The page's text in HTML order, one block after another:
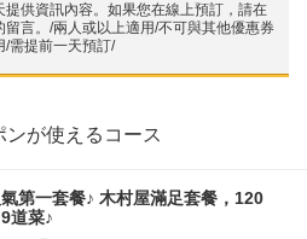
提供資訊內容。如果您在線上預訂，請在
留言。/兩人或以上適用/不可與其他優惠券
/需提前一天預訂/
ンが使えるコース
第一套餐♪ 木村屋滿足套餐，120
道菜♪